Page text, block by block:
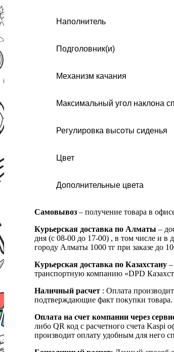
Наполнитель
Подголовник(и)
Механизм качания
Максимальный угол наклона
Регулировка высоты сиденья
Цвет
Дополнительные цвета
Самовывоз – получение товара в
Курьерская доставка по Алматы –
дня (с 08-00 до 17-00) , в том числе и
городу Алматы 1000 тг при заказе
Курьерская доставка по Казахстану
транспортную компанию «DPD
Наличный расчет : Оплата
подтверждающие факт покупки товара.
Оплата на счет компании через
либо QR код с расчетного счета
производит оплату удобным для него